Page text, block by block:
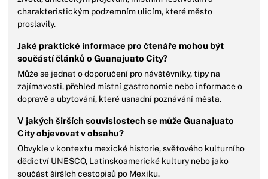
charakteristickým podzemním ulicím, které město
proslavily.
Jaké praktické informace pro čtenáře mohou být
součástí článků o Guanajuato City?
Může se jednat o doporučení pro návštěvníky, tipy na
zajímavosti, přehled místní gastronomie nebo informace o
dopravě a ubytování, které usnadní poznávání města.
V jakých širších souvislostech se může Guanajuato
City objevovat v obsahu?
Obvykle v kontextu mexické historie, světového kulturního
dědictví UNESCO, Latinskoamerické kultury nebo jako
součást širších cestopisů po Mexiku.